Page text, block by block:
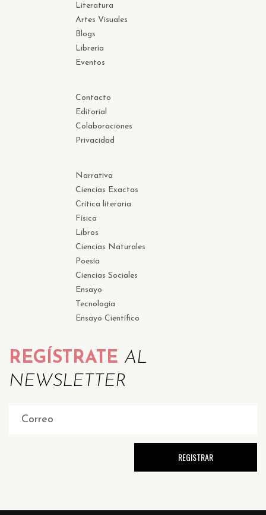
Literatura
Artes Visuales
Blogs
Librería
Eventos
Contacto
Editorial
Colaboraciones
Privacidad
Narrativa
Ciencias Exactas
Crítica literaria
Física
Libros
Ciencias Naturales
Poesía
Ciencias Sociales
Ensayo
Tecnología
Ensayo Científico
REGÍSTRATE AL
NEWSLETTER